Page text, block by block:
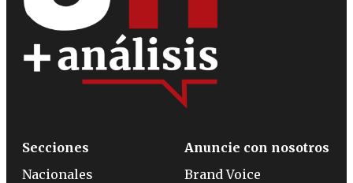
Secciones
Nacionales
Anuncie con nosotros
Brand Voice